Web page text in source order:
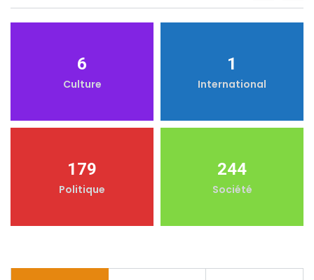
6
Culture
1
International
179
Politique
244
Société